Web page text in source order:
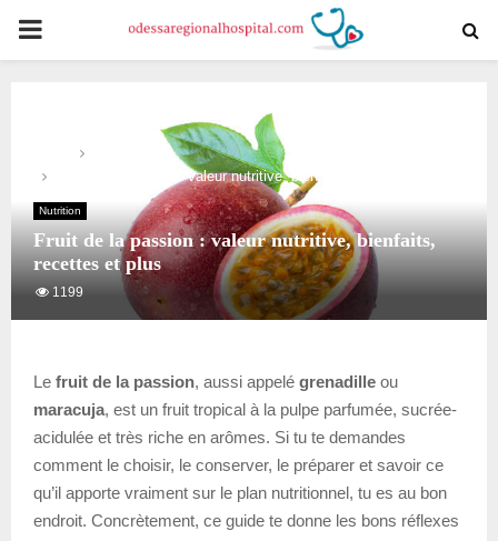
PRIMARY
Fruit de la passion : valeur nutritive, bienfaits, recettes et plus
Nutrition
Fruit de la passion : valeur nutritive, bienfaits,
recettes et plus
1199
Le fruit de la passion, aussi appelé grenadille ou
maracuja, est un fruit tropical à la pulpe parfumée, sucrée-
acidulée et très riche en arômes. Si tu te demandes
comment le choisir, le conserver, le préparer et savoir ce
qu’il apporte vraiment sur le plan nutritionnel, tu es au bon
endroit. Concrètement, ce guide te donne les bons réflexes